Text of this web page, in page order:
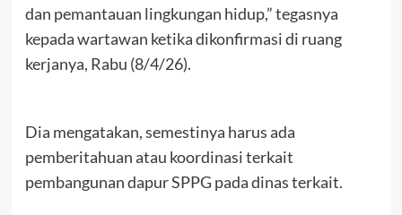
dan pemantauan lingkungan hidup,” tegasnya
kepada wartawan ketika dikonfirmasi di ruang
kerjanya, Rabu (8/4/26).
Dia mengatakan, semestinya harus ada
pemberitahuan atau koordinasi terkait
pembangunan dapur SPPG pada dinas terkait.